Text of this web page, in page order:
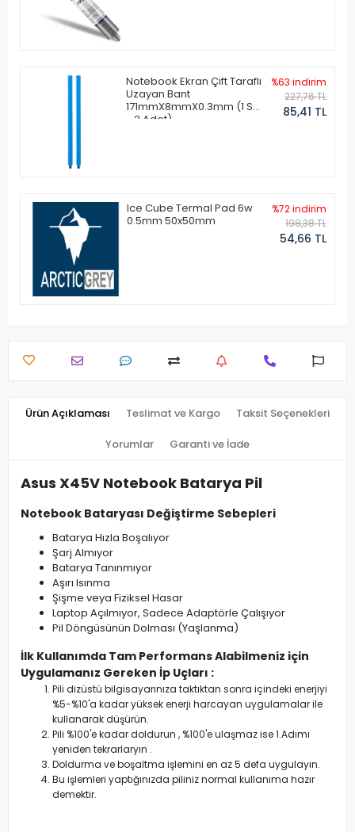
Notebook Ekran Çift Taraflı
Uzayan Bant
171mmX8mmX0.3mm (1 Set
- 2 Adet)
%63 indirim
227,76 TL
85,41 TL
Ice Cube Termal Pad 6w
0.5mm 50x50mm
%72 indirim
198,38 TL
54,66 TL
Ürün Açıklaması Teslimat ve Kargo Taksit Seçenekleri
Yorumlar Garanti ve İade
Asus X45V Notebook Batarya Pil
Notebook Bataryası Değiştirme Sebepleri
Batarya Hızla Boşalıyor
Şarj Almıyor
Batarya Tanınmıyor
Aşırı Isınma
Şişme veya Fiziksel Hasar
Laptop Açılmıyor, Sadece Adaptörle Çalışıyor
Pil Döngüsünün Dolması (Yaşlanma)
İlk Kullanımda Tam Performans Alabilmeniz için
Uygulamanız Gereken İp Uçları :
Pili dizüstü bilgisayarınıza taktıktan sonra içindeki enerjiyi
%5-%10'a kadar yüksek enerji harcayan uygulamalar ile
kullanarak düşürün.
Pili %100'e kadar doldurun , %100'e ulaşmaz ise 1.Adımı
yeniden tekrarlaryın .
Doldurma ve boşaltma işlemini en az 5 defa uygulayın.
Bu işlemleri yaptığınızda piliniz normal kullanıma hazır
demektir.